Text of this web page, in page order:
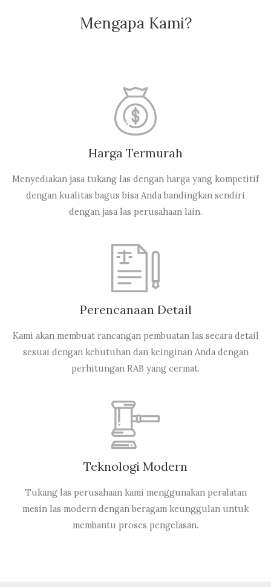
Mengapa Kami?
Harga Termurah
Menyediakan jasa tukang las dengan harga yang kompetitif
dengan kualitas bagus bisa Anda bandingkan sendiri
dengan jasa las perusahaan lain.
Perencanaan Detail
Kami akan membuat rancangan pembuatan las secara detail
sesuai dengan kebutuhan dan keinginan Anda dengan
perhitungan RAB yang cermat.
Teknologi Modern
Tukang las perusahaan kami menggunakan peralatan
mesin las modern dengan beragam keunggulan untuk
membantu proses pengelasan.